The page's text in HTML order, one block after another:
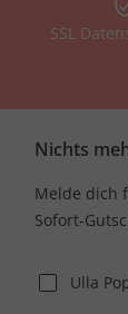
SSL
Nichts
Melde dich
Sofort-
Ulla